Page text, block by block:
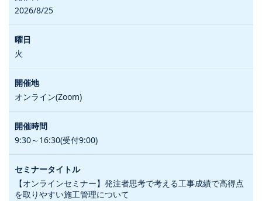
2026/8/25
火
オンライン(Zoom)
9:30～16:30(受付9:00)
【オンラインセミナー】発注者思考で考える工事成績で高得点
を取りやすい施工管理について